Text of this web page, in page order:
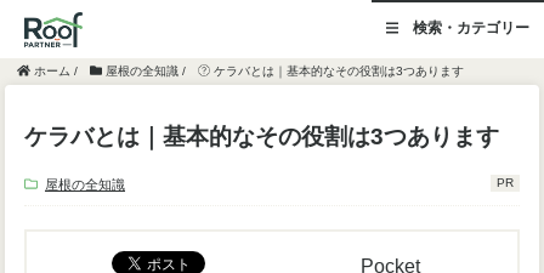
検索・カテゴリー
ホーム / 屋根の全知識 / ケラバとは｜基本的なその役割は3つあります
ケラバとは｜基本的なその役割は3つあります
PR
屋根の全知識
Pocket